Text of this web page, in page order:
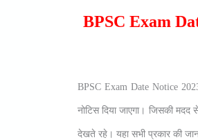
BPSC Exam
BPSC Exam Date Notice
नोटिस दिया जाएगा। जिसकी
देखते रहे। यहा सभी प्रकार की